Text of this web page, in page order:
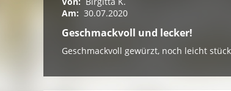
Am: 30.07.2020
Geschmackvoll und lecker!
Geschmackvoll gewürzt, noch leicht